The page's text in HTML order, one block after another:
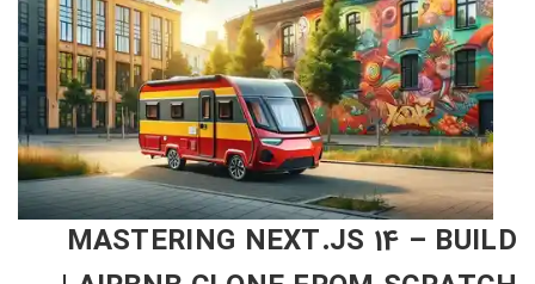
MASTERING NEXT.JS 14 – BUILD